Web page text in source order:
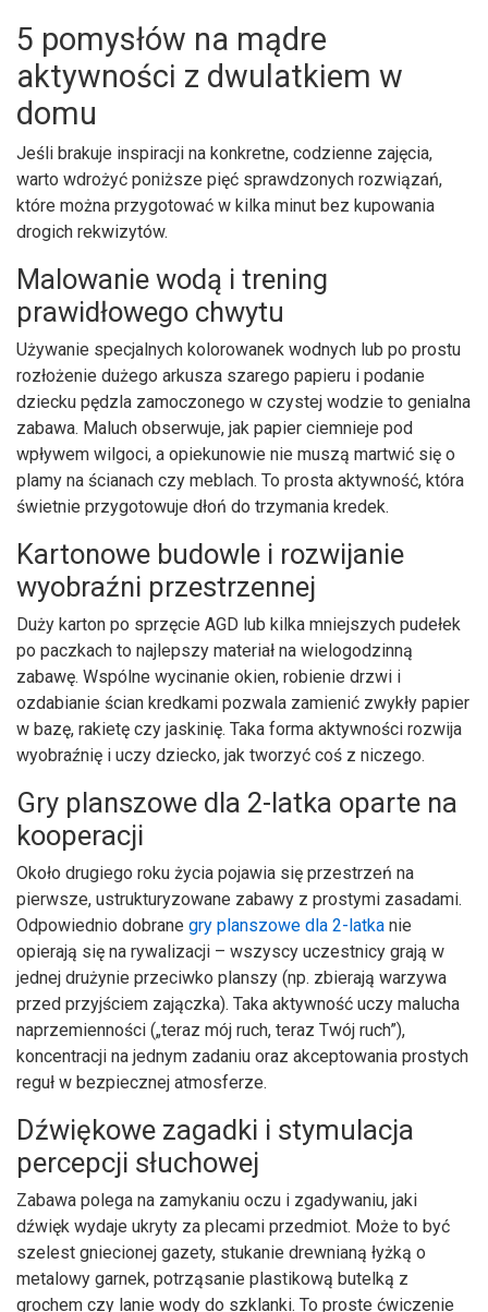
5 pomysłów na mądre
aktywności z dwulatkiem w
domu
Jeśli brakuje inspiracji na konkretne, codzienne zajęcia,
warto wdrożyć poniższe pięć sprawdzonych rozwiązań,
które można przygotować w kilka minut bez kupowania
drogich rekwizytów.
Malowanie wodą i trening
prawidłowego chwytu
Używanie specjalnych kolorowanek wodnych lub po prostu
rozłożenie dużego arkusza szarego papieru i podanie
dziecku pędzla zamoczonego w czystej wodzie to genialna
zabawa. Maluch obserwuje, jak papier ciemnieje pod
wpływem wilgoci, a opiekunowie nie muszą martwić się o
plamy na ścianach czy meblach. To prosta aktywność, która
świetnie przygotowuje dłoń do trzymania kredek.
Kartonowe budowle i rozwijanie
wyobraźni przestrzennej
Duży karton po sprzęcie AGD lub kilka mniejszych pudełek
po paczkach to najlepszy materiał na wielogodzinną
zabawę. Wspólne wycinanie okien, robienie drzwi i
ozdabianie ścian kredkami pozwala zamienić zwykły papier
w bazę, rakietę czy jaskinię. Taka forma aktywności rozwija
wyobraźnię i uczy dziecko, jak tworzyć coś z niczego.
Gry planszowe dla 2-latka oparte na
kooperacji
Około drugiego roku życia pojawia się przestrzeń na
pierwsze, ustrukturyzowane zabawy z prostymi zasadami.
Odpowiednio dobrane gry planszowe dla 2-latka nie
opierają się na rywalizacji – wszyscy uczestnicy grają w
jednej drużynie przeciwko planszy (np. zbierają warzywa
przed przyjściem zajączka). Taka aktywność uczy malucha
naprzemienności („teraz mój ruch, teraz Twój ruch”),
koncentracji na jednym zadaniu oraz akceptowania prostych
reguł w bezpiecznej atmosferze.
Dźwiękowe zagadki i stymulacja
percepcji słuchowej
Zabawa polega na zamykaniu oczu i zgadywaniu, jaki
dźwięk wydaje ukryty za plecami przedmiot. Może to być
szelest gniecionej gazety, stukanie drewnianą łyżką o
metalowy garnek, potrząsanie plastikową butelką z
grochem czy lanie wody do szklanki. To proste ćwiczenie